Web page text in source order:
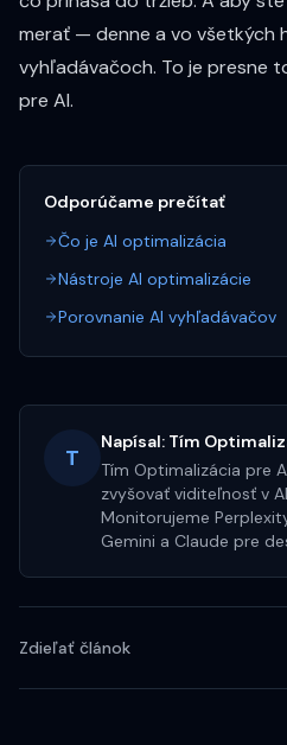
merať — denne a vo všetkých
vyhľadávačoch. To je presne
pre AI.
Odporúčame prečítať
Čo je AI optimalizácia
Nástroje AI optimalizácie
Porovnanie AI vyhľadávačov
T
Napísal: Tím
Tím Optimalizácia pre
zvyšovať viditeľnosť v
Monitorujeme
Gemini a Claude pre
Zdieľať článok